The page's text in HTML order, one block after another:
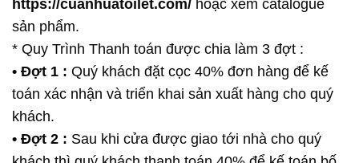
https://cuanhuatoilet.com/ hoặc xem catalogue
sản phẩm.
* Quy Trình Thanh toán được chia làm 3 đợt :
• Đợt 1 : Quý khách đặt cọc 40% đơn hàng để kế
toán xác nhận và triển khai sản xuất hàng cho quý
khách.
• Đợt 2 : Sau khi cửa được giao tới nhà cho quý